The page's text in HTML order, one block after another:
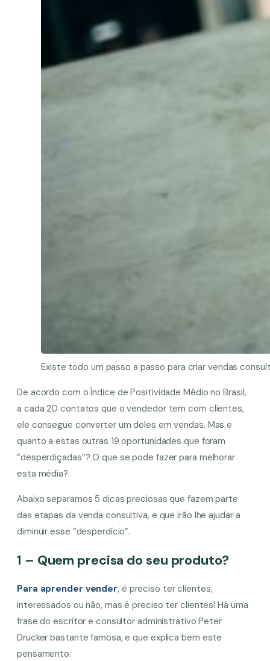
Existe todo um passo a passo para criar vendas
De acordo com o Índice de Positividade Médio no Brasil,
a cada 20 contatos que o vendedor tem com clientes,
ele consegue converter um deles em vendas. Mas e
quanto a estas outras 19 oportunidades que foram
“desperdiçadas”? O que se pode fazer para melhorar
esta média?
Abaixo separamos 5 dicas preciosas que fazem parte
das etapas da venda consultiva, e que irão lhe ajudar a
diminuir esse “desperdício”.
1 – Quem precisa do seu produto?
Para aprender vender, é preciso ter clientes,
interessados ou não, mas é preciso ter clientes! Há uma
frase do escritor e consultor administrativo Peter
Drucker bastante famosa, e que explica bem este
pensamento: